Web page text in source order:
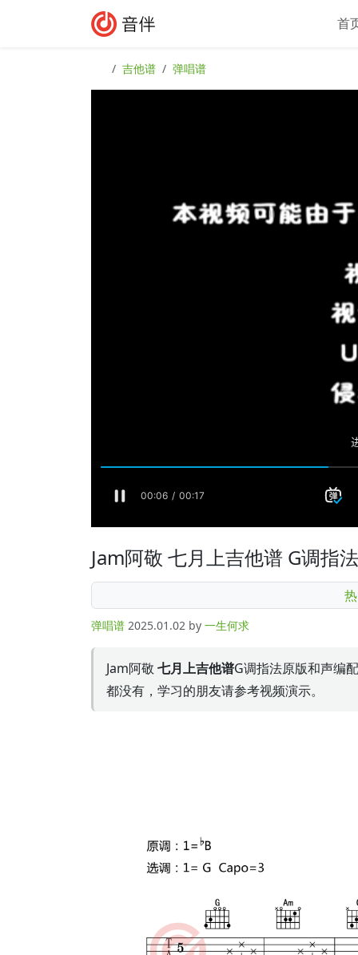
首
吉他谱 弹唱谱
Jam阿敬 七月上吉他谱 G调指
弹唱谱 2025.01.02 by 一生何求
Jam阿敬 七月上吉他谱G调指法原版和声编
都没有，学习的朋友请参考视频演示。